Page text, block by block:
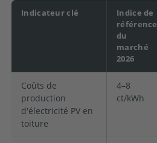
Indicateur clé
Indice de
référence
du
marché
2026
Coûts de
production
d'électricité PV en
toiture
4–8
ct/kWh